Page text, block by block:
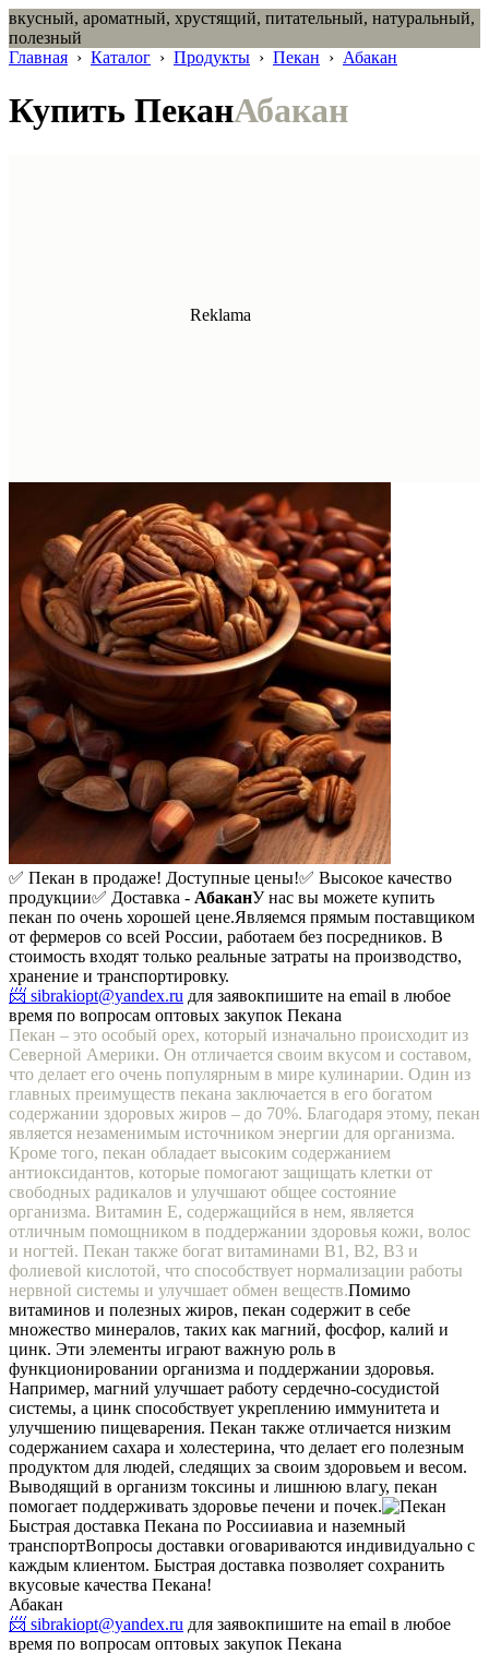
вкусный, ароматный, хрустящий, питательный, натуральный,
полезный
Главная › Каталог › Продукты › Пекан › Абакан
Купить ПеканАбакан
✅ Пекан в продаже! Доступные цены!✅ Высокое качество
продукции✅ Доставка - АбаканУ нас вы можете купить
пекан по очень хорошей цене.Являемся прямым поставщиком
от фермеров со всей России, работаем без посредников. В
стоимость входят только реальные затраты на производство,
хранение и транспортировку.
📨 sibrakiopt@yandex.ru для заявокпишите на email в любое
время по вопросам оптовых закупок Пекана
Пекан – это особый орех, который изначально происходит из
Северной Америки. Он отличается своим вкусом и составом,
что делает его очень популярным в мире кулинарии. Один из
главных преимуществ пекана заключается в его богатом
содержании здоровых жиров – до 70%. Благодаря этому, пекан
является незаменимым источником энергии для организма.
Кроме того, пекан обладает высоким содержанием
антиоксидантов, которые помогают защищать клетки от
свободных радикалов и улучшают общее состояние
организма. Витамин Е, содержащийся в нем, является
отличным помощником в поддержании здоровья кожи, волос
и ногтей. Пекан также богат витаминами В1, В2, В3 и
фолиевой кислотой, что способствует нормализации работы
нервной системы и улучшает обмен веществ.Помимо
витаминов и полезных жиров, пекан содержит в себе
множество минералов, таких как магний, фосфор, калий и
цинк. Эти элементы играют важную роль в
функционировании организма и поддержании здоровья.
Например, магний улучшает работу сердечно-сосудистой
системы, а цинк способствует укреплению иммунитета и
улучшению пищеварения. Пекан также отличается низким
содержанием сахара и холестерина, что делает его полезным
продуктом для людей, следящих за своим здоровьем и весом.
Выводящий в организм токсины и лишнюю влагу, пекан
помогает поддерживать здоровье печени и почек.
Быстрая доставка Пекана по Россииавиа и наземный
транспортВопросы доставки оговариваются индивидуально с
каждым клиентом. Быстрая доставка позволяет сохранить
вкусовые качества Пекана!
Абакан
📨 sibrakiopt@yandex.ru для заявокпишите на email в любое
время по вопросам оптовых закупок Пекана